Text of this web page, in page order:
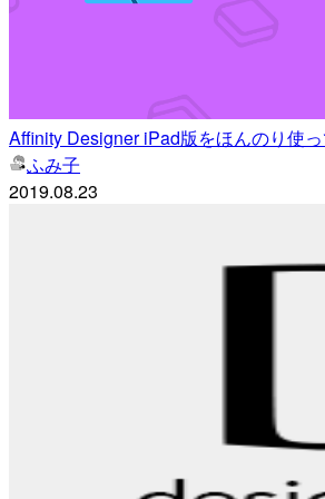
Affinity Designer iPad版をほんのり使
ふみ子
2019.08.23